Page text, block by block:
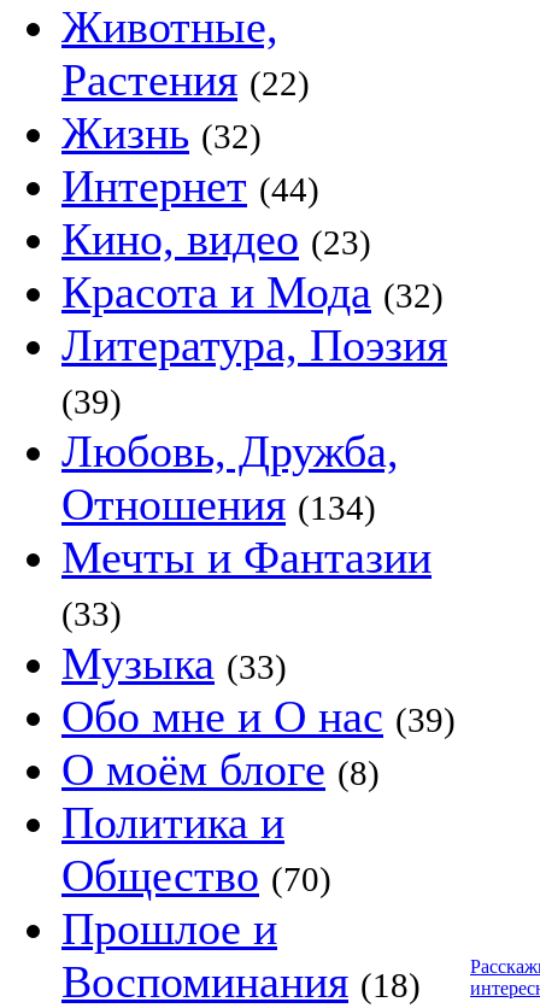
Животные,
Растения (22)
Жизнь (32)
Интернет (44)
Кино, видео (23)
Красота и Мода (32)
Литература, Поэзия
(39)
Любовь, Дружба,
Отношения (134)
Мечты и Фантазии
(33)
Музыка (33)
Обо мне и О нас (39)
О моём блоге (8)
Политика и
Общество (70)
Прошлое и
Воспоминания (18)